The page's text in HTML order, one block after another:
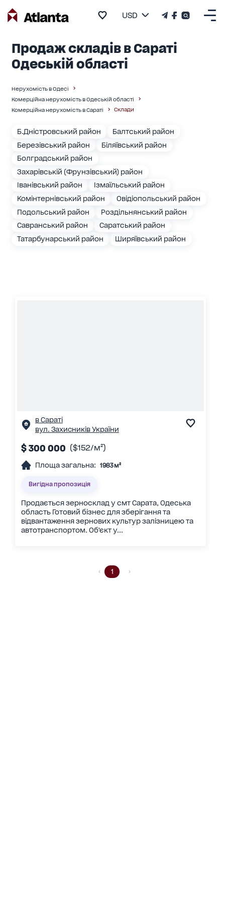
USD
Продаж складів в Сараті
Одеській області
Нерухомість в Одесі
Комерційна нерухомість в Одеській області
Комерційна нерухомість в Сараті
Склади
Б.Дністровський район
Балтський район
Березівський район
Біляївський район
Болградський район
Захарівській (Фрунзівський) район
Іванівський район
Ізмаїльський район
Комінтернівський район
Овідіопольський район
Подольський район
Роздільнянський район
Савранський район
Саратський район
Татарбунарський район
Ширяївський район
в Сараті
вул. Захисників України
$ 300 000 ($152/м²)
Площа загальна: 1983 м²
Вигідна пропозиція
Продається зерносклад у смт Сарата, Одеська
область Готовий бізнес для зберігання та
відвантаження зернових культур залізницею та
автотранспортом. Об’єкт у...
1